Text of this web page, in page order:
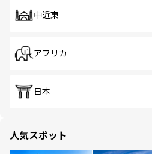
中近東
アフリカ
日本
人気スポット